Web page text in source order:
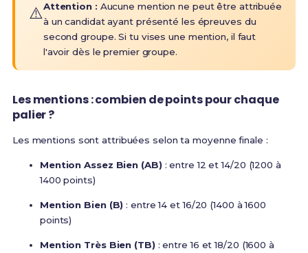
⚠️Attention : Aucune mention ne peut être attribuée
à un candidat ayant présenté les épreuves du
second groupe. Si tu vises une mention, il faut
l'avoir dès le premier groupe.
Les mentions : combien de points pour chaque
palier ?
Les mentions sont attribuées selon ta moyenne finale :
Mention Assez Bien (AB) : entre 12 et 14/20 (1200 à
1400 points)
Mention Bien (B) : entre 14 et 16/20 (1400 à 1600
points)
Mention Très Bien (TB) : entre 16 et 18/20 (1600 à